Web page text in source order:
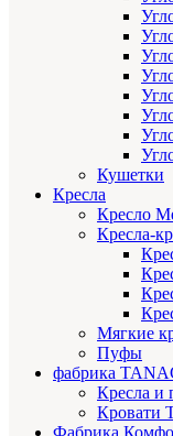
Кушетки
Кресла
Кресло
Кресла-
Мягкие
Пуфы
фабрика
Кресла
Кровати
Фабрика